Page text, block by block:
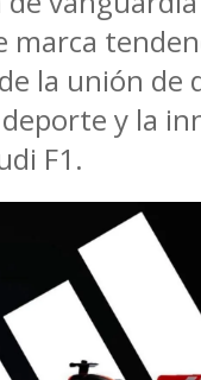
marca
la unión de
y la
F1.